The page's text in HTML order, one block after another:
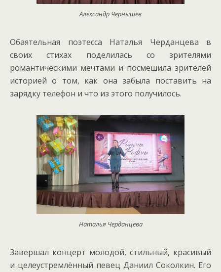
Александр Чернышёв
Обаятельная поэтесса Наталья Черданцева в
своих стихах поделилась со зрителями
романтическими мечтами и посмешила зрителей
историей о том, как она забыла поставить на
зарядку телефон и что из этого получилось.
Наталья Черданцева
Завершал концерт молодой, стильный, красивый
и целеустремлённый певец Даниил Соколкин. Его